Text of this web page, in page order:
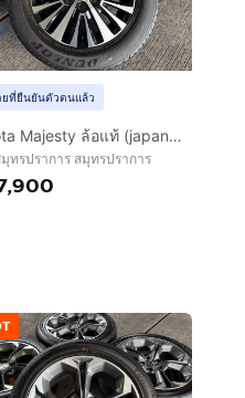
ยที่ยืนยันตัวตนแล้ว
Toyota Majesty ล้อแท้ (japan)ขอบ 17 นิ้วTop🔥
มุทรปราการ สมุทรปราการ